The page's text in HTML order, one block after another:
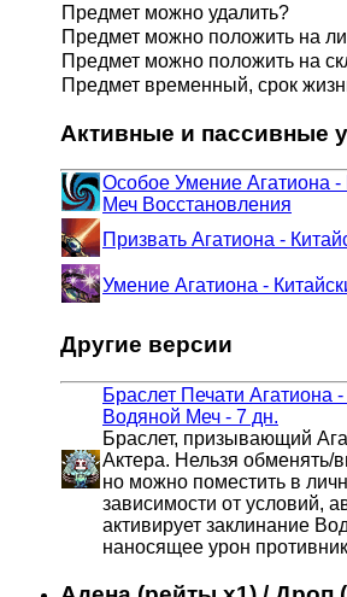
Предмет можно удалить?
Предмет можно положить на
Предмет можно положить на
Предмет временный, срок
Активные и пассивные
Особое Умение Агатиона -
Меч Восстановления
Призвать Агатиона -
Умение Агатиона -
Другие версии
Браслет Печати Агатиона
Водяной Меч - 7 дн.
Браслет, призывающий
Актера. Нельзя обменять/
но можно поместить в
зависимости от условий,
активирует заклинание
наносящее урон